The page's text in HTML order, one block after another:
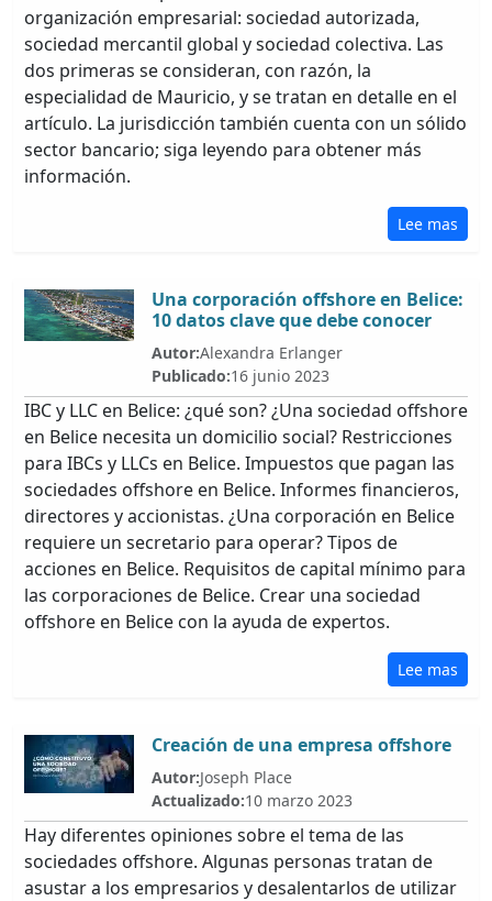
organización empresarial: sociedad autorizada,
sociedad mercantil global y sociedad colectiva. Las
dos primeras se consideran, con razón, la
especialidad de Mauricio, y se tratan en detalle en el
artículo. La jurisdicción también cuenta con un sólido
sector bancario; siga leyendo para obtener más
información.
Lee mas
Una corporación offshore en Belice:
10 datos clave que debe conocer
Autor:Alexandra Erlanger
Publicado:16 junio 2023
IBC y LLC en Belice: ¿qué son? ¿Una sociedad offshore
en Belice necesita un domicilio social? Restricciones
para IBCs y LLCs en Belice. Impuestos que pagan las
sociedades offshore en Belice. Informes financieros,
directores y accionistas. ¿Una corporación en Belice
requiere un secretario para operar? Tipos de
acciones en Belice. Requisitos de capital mínimo para
las corporaciones de Belice. Crear una sociedad
offshore en Belice con la ayuda de expertos.
Lee mas
Creación de una empresa offshore
Autor:Joseph Place
Actualizado:10 marzo 2023
Hay diferentes opiniones sobre el tema de las
sociedades offshore. Algunas personas tratan de
asustar a los empresarios y desalentarlos de utilizar